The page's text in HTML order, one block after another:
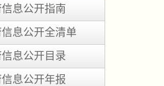
息公开指南
息公开全清单
息公开目录
息公开年报